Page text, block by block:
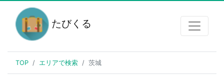
たびくる
TOP エリアで検索 茨城